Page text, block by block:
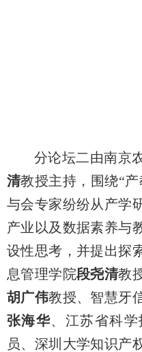
分论坛二由南京
清教授主持，围绕“
与会专家纷纷从产学
产业以及数据素养与
设性思考，并提出探
息管理学院段尧清教
胡广伟教授、智慧牙
张海华、江苏省科
员、深圳大学知识产